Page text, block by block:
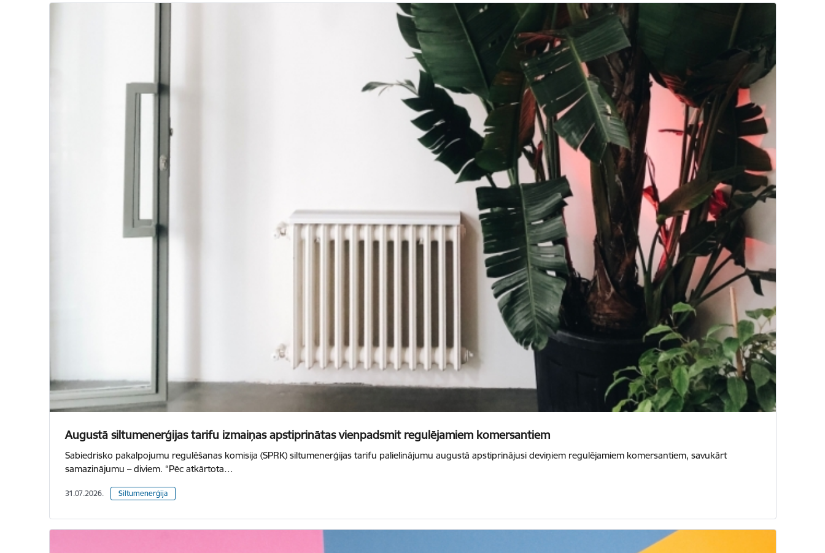
Augustā siltumenerģijas tarifu izmaiņas apstiprinātas vienpadsmit regulējamiem komersantiem
Sabiedrisko pakalpojumu regulēšanas komisija (SPRK) siltumenerģijas tarifu palielinājumu augustā apstiprinājusi deviņiem regulējamiem komersantiem, savukārt
samazinājumu – diviem. “Pēc atkārtota…
31.07.2026. Siltumenerģija